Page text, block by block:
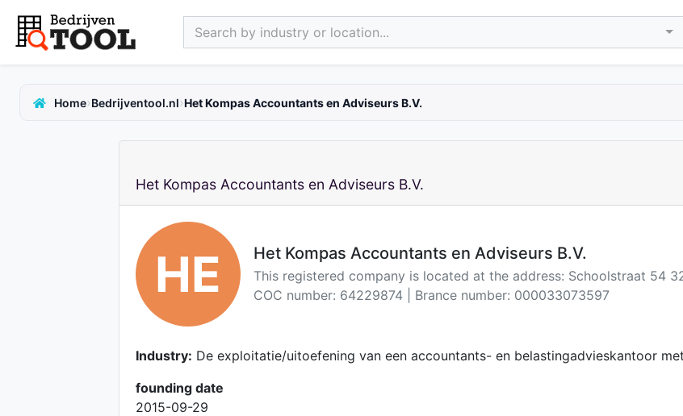
Search by industry or location...
Home›Bedrijventool.nl›Het Kompas Accountants en Adviseurs B.V.
Het Kompas Accountants en Adviseurs B.V.
HE Het Kompas Accountants en Adviseurs B.V.
This registered company is located at the address: Schoolstraat 54
COC number: 64229874 | Brance number: 000033073597
Industry: De exploitatie/uitoefening van een accountants- en belastingadvieskantoor
founding date
2015-09-29